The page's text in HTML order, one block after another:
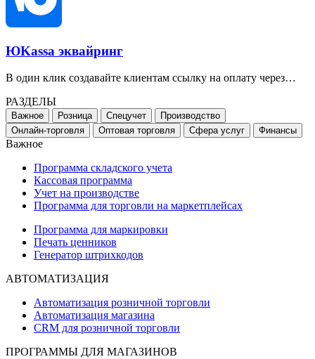
ЮKassa эквайринг
В один клик создавайте клиентам ссылку на оплату через…
РАЗДЕЛЫ
Важное Розница Спецучет
Производство
Онлайн-торговля
Оптовая торговля Сфера услуг Финансы
Важное
Программа складского учета
Кассовая программа
Учет на производстве
Программа для торговли на маркетплейсах
Программа для маркировки
Печать ценников
Генератор штрихкодов
АВТОМАТИЗАЦИЯ
Автоматизация розничной торговли
Автоматизация магазина
CRM для розничной торговли
ПРОГРАММЫ ДЛЯ МАГАЗИНОВ